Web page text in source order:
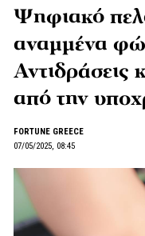
Ψηφιακό
αναμμένα
Αντιδράσεις
από την
FORTUNE GREECE
07/05/2025, 08:45